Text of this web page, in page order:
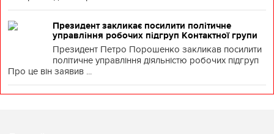
Президент закликає посилити політичне
управління робочих підгруп Контактної групи
Президент Петро Порошенко закликав посилити
політичне управління діяльністю робочих підгруп
Про це він заявив ...